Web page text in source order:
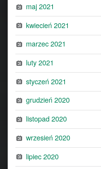
maj 2021
kwiecień 2021
marzec 2021
luty 2021
styczeń 2021
grudzień 2020
listopad 2020
wrzesień 2020
lipiec 2020